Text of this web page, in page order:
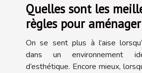
Quelles sont les
règles pour
bureau ?
On se sent plus à l’aise
dans un environnement
d’esthétique. Encore mieux,